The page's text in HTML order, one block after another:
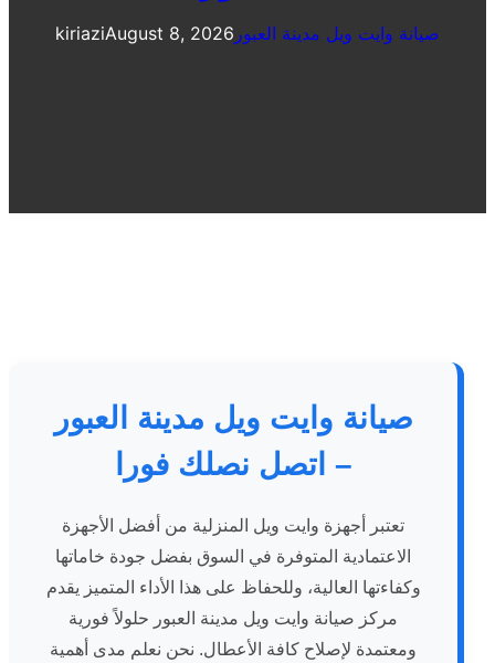
kiriaziAugust 8, 2026 صيانة وايت ويل مدينة العبور
صيانة وايت ويل مدينة العبور
– اتصل نصلك فورا
تعتبر أجهزة وايت ويل المنزلية من أفضل الأجهزة
الاعتمادية المتوفرة في السوق بفضل جودة خاماتها
وكفاءتها العالية، وللحفاظ على هذا الأداء المتميز يقدم
مركز صيانة وايت ويل مدينة العبور حلولاً فورية
ومعتمدة لإصلاح كافة الأعطال. نحن نعلم مدى أهمية